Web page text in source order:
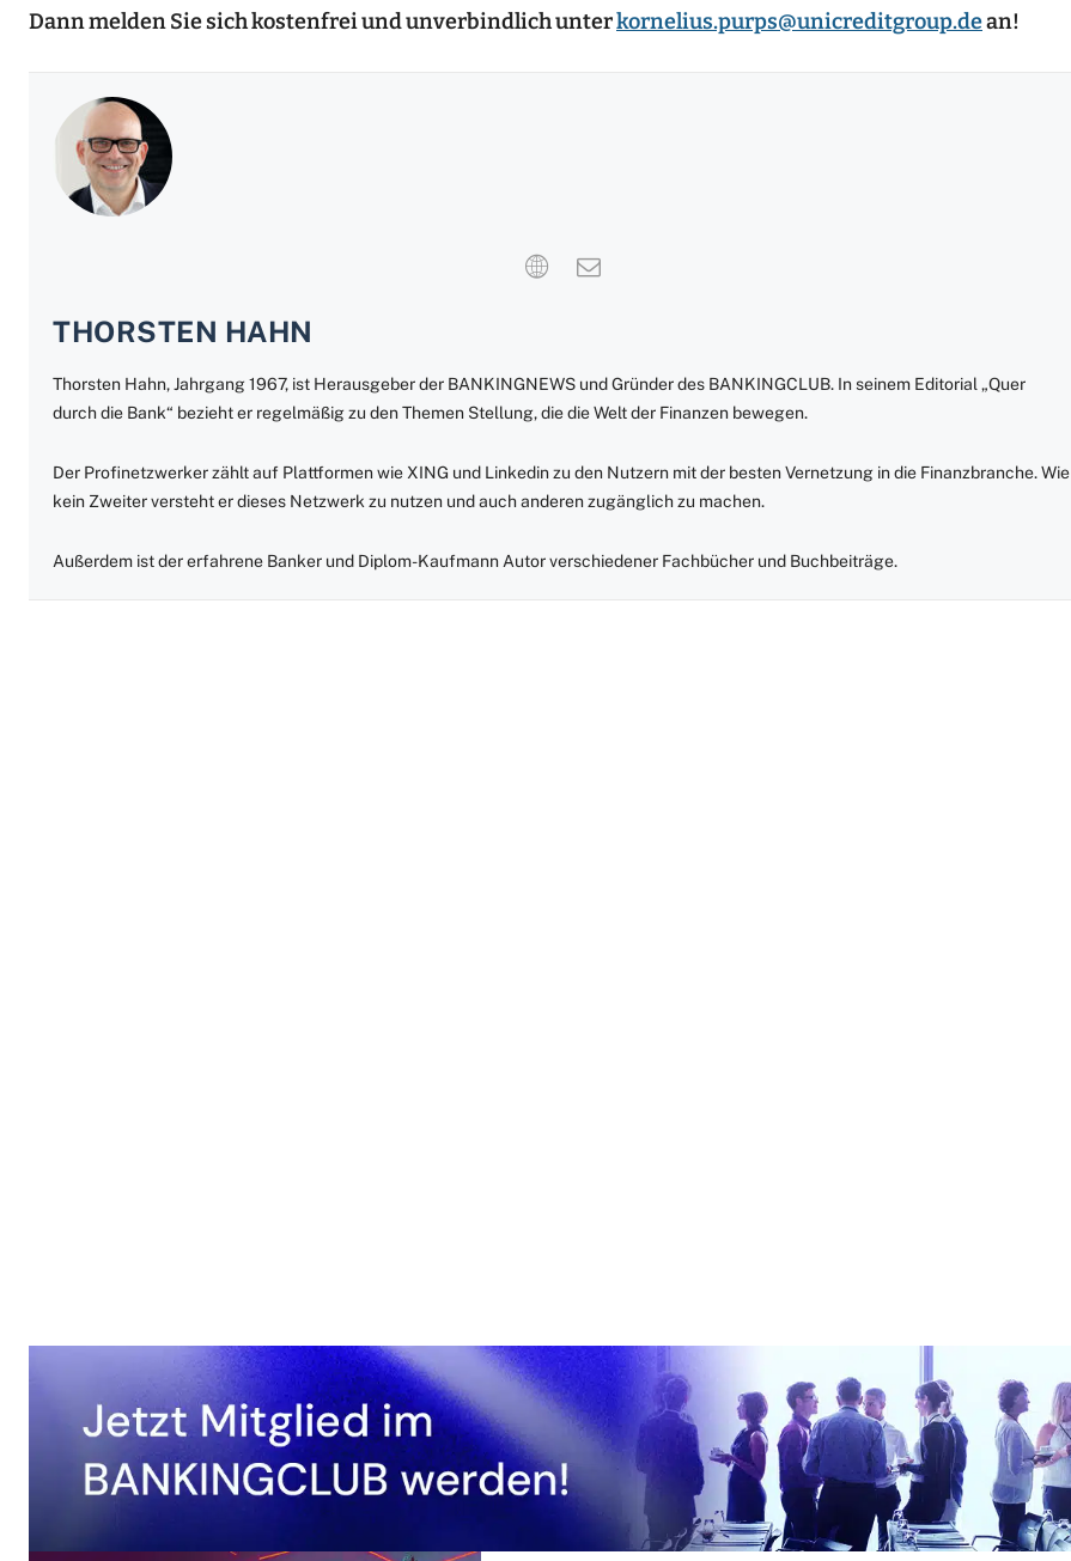
Dann melden Sie sich kostenfrei und unverbindlich unterkornelius.purps@unicreditgroup.dean!
THORSTEN HAHN
Thorsten Hahn, Jahrgang 1967, ist Herausgeber der BANKINGNEWS und Gründer des BANKINGCLUB. In seinem Editorial „Quer
durch die Bank“ bezieht er regelmäßig zu den Themen Stellung, die die Welt der Finanzen bewegen.
Der Profinetzwerker zählt auf Plattformen wie XING und Linkedin zu den Nutzern mit der besten Vernetzung in die Finanzbranche. Wie
kein Zweiter versteht er dieses Netzwerk zu nutzen und auch anderen zugänglich zu machen.
Außerdem ist der erfahrene Banker und Diplom-Kaufmann Autor verschiedener Fachbücher und Buchbeiträge.